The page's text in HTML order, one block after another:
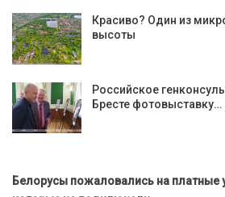
Красиво? Один из
высоты
Российское
Бресте фотовыставку…
Белорусы пожаловались на платные